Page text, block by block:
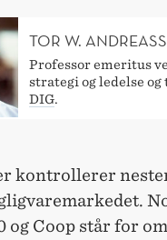
TOR W.
Professor emeritus
strategi og ledelse
DIG.
kontrollerer
og Coop står for